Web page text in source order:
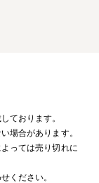
ております。
場合があります。
っては売り切れに
ください。